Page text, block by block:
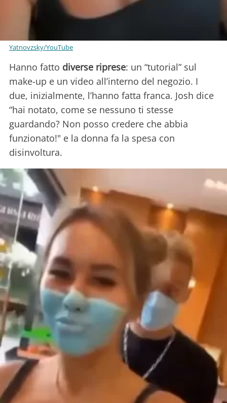
Yatnovzsky/YouTube
Hanno fatto diverse riprese: un “tutorial” sul
make-up e un video all’interno del negozio. I
due, inizialmente, l’hanno fatta franca. Josh dice
“hai notato, come se nessuno ti stesse
guardando? Non posso credere che abbia
funzionato!" e la donna fa la spesa con
disinvoltura.